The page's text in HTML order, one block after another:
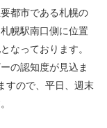
都市である札幌の
幌駅南口側に位置
なっております。
の認知度が見込ま
すので、平日、週末